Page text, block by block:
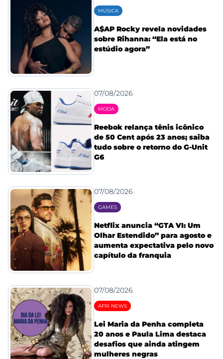
MÚSICA
A$AP Rocky revela novidades
sobre Rihanna: “Ela está no
estúdio agora”
07/08/2026
MODA
Reebok relança tênis icônico
de 50 Cent após 23 anos; saiba
tudo sobre o retorno do G-Unit
G6
07/08/2026
GAMES
Netflix anuncia “GTA VI: Um
Olhar Estendido” para agosto e
aumenta expectativa pelo novo
capítulo da franquia
07/08/2026
AFRI NEWS
Lei Maria da Penha completa
20 anos e Paula Lima destaca
desafios que ainda atingem
mulheres negras